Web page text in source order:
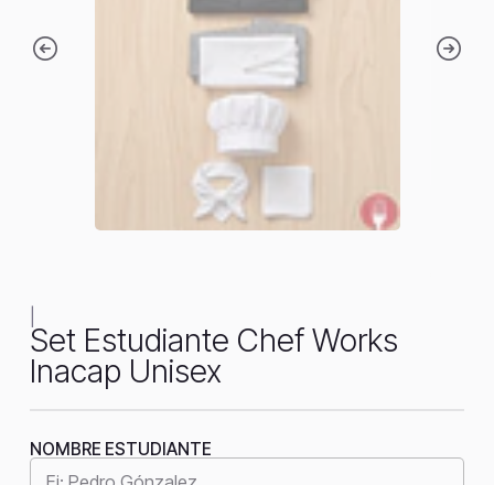
Set Estudiante Chef Works
Inacap Unisex
NOMBRE ESTUDIANTE